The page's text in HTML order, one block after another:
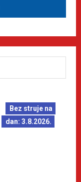
Bez struje na
dan: 3.8.2026.